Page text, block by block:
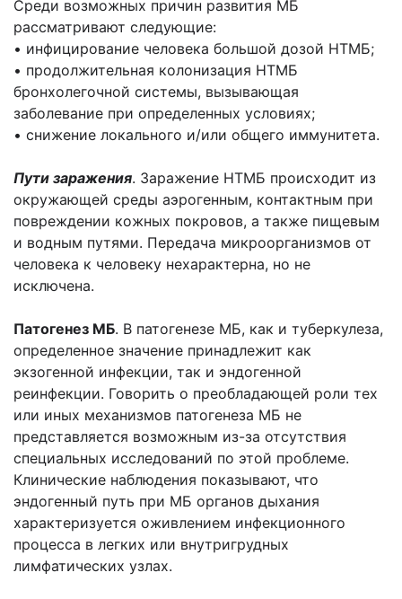
Среди возможных причин развития МБ
рассматривают следующие:
• инфицирование человека большой дозой НТМБ;
• продолжительная колонизация НТМБ
бронхолегочной системы, вызывающая
заболевание при определенных условиях;
• снижение локального и/или общего иммунитета.
Пути заражения. Заражение НТМБ происходит из
окружающей среды аэрогенным, контактным при
повреждении кожных покровов, а также пищевым
и водным путями. Передача микроорганизмов от
человека к человеку нехарактерна, но не
исключена.
Патогенез МБ. В патогенезе МБ, как и туберкулеза,
определенное значение принадлежит как
экзогенной инфекции, так и эндогенной
реинфекции. Говорить о преобладающей роли тех
или иных механизмов патогенеза МБ не
представляется возможным из-за отсутствия
специальных исследований по этой проблеме.
Клинические наблюдения показывают, что
эндогенный путь при МБ органов дыхания
характеризуется оживлением инфекционного
процесса в легких или внутригрудных
лимфатических узлах.